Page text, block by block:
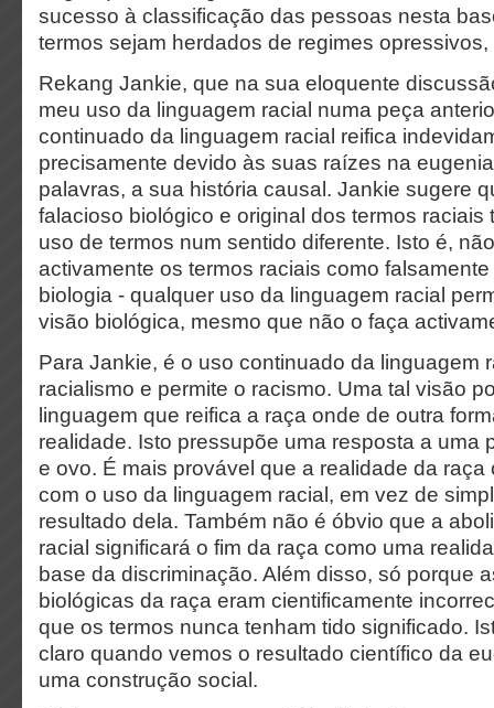
sucesso à classificação das pessoas nesta
termos sejam herdados de regimes
Rekang Jankie, que na sua eloquente
meu uso da linguagem racial numa peça
continuado da linguagem racial reifica
precisamente devido às suas raízes na
palavras, a sua história causal. Jankie sugere
falacioso biológico e original dos termos raciais
uso de termos num sentido diferente. Isto é,
activamente os termos raciais como
biologia - qualquer uso da linguagem racial
visão biológica, mesmo que não o faça
Para Jankie, é o uso continuado da linguagem
racialismo e permite o racismo. Uma tal visão
linguagem que reifica a raça onde de outra
realidade. Isto pressupõe uma resposta a uma
e ovo. É mais provável que a realidade da raça
com o uso da linguagem racial, em vez de
resultado dela. Também não é óbvio que a
racial significará o fim da raça como uma
base da discriminação. Além disso, só porque
biológicas da raça eram cientificamente
que os termos nunca tenham tido significado.
claro quando vemos o resultado científico da
uma construção social.